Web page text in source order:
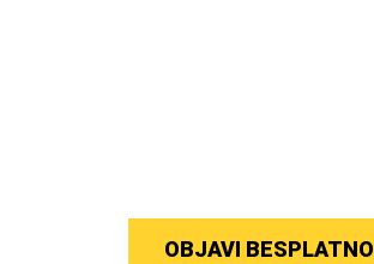
OBJAVI BESPLATNO